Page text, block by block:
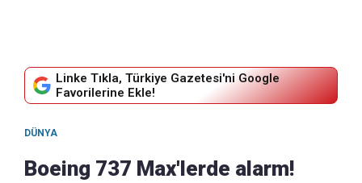
Linke Tıkla, Türkiye Gazetesi'ni Google
Favorilerine Ekle!
DÜNYA
Boeing 737 Max'lerde alarm!